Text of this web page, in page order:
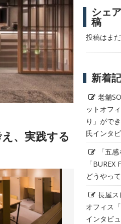
、実践する
シェ
稿
投稿はま
新着
老舗
ットオフ
り」がで
氏インタ
「五
「
どうやっ
長屋ス
オフィス
インタビ